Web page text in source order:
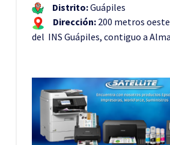
Distrito:Guápiles
Dirección: 200 metros
del INS Guápiles, contiguo a